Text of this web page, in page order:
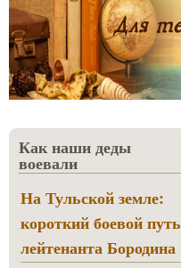
Как наши деды
воевали
На Тульской земле:
короткий боевой путь
лейтенанта Бородина